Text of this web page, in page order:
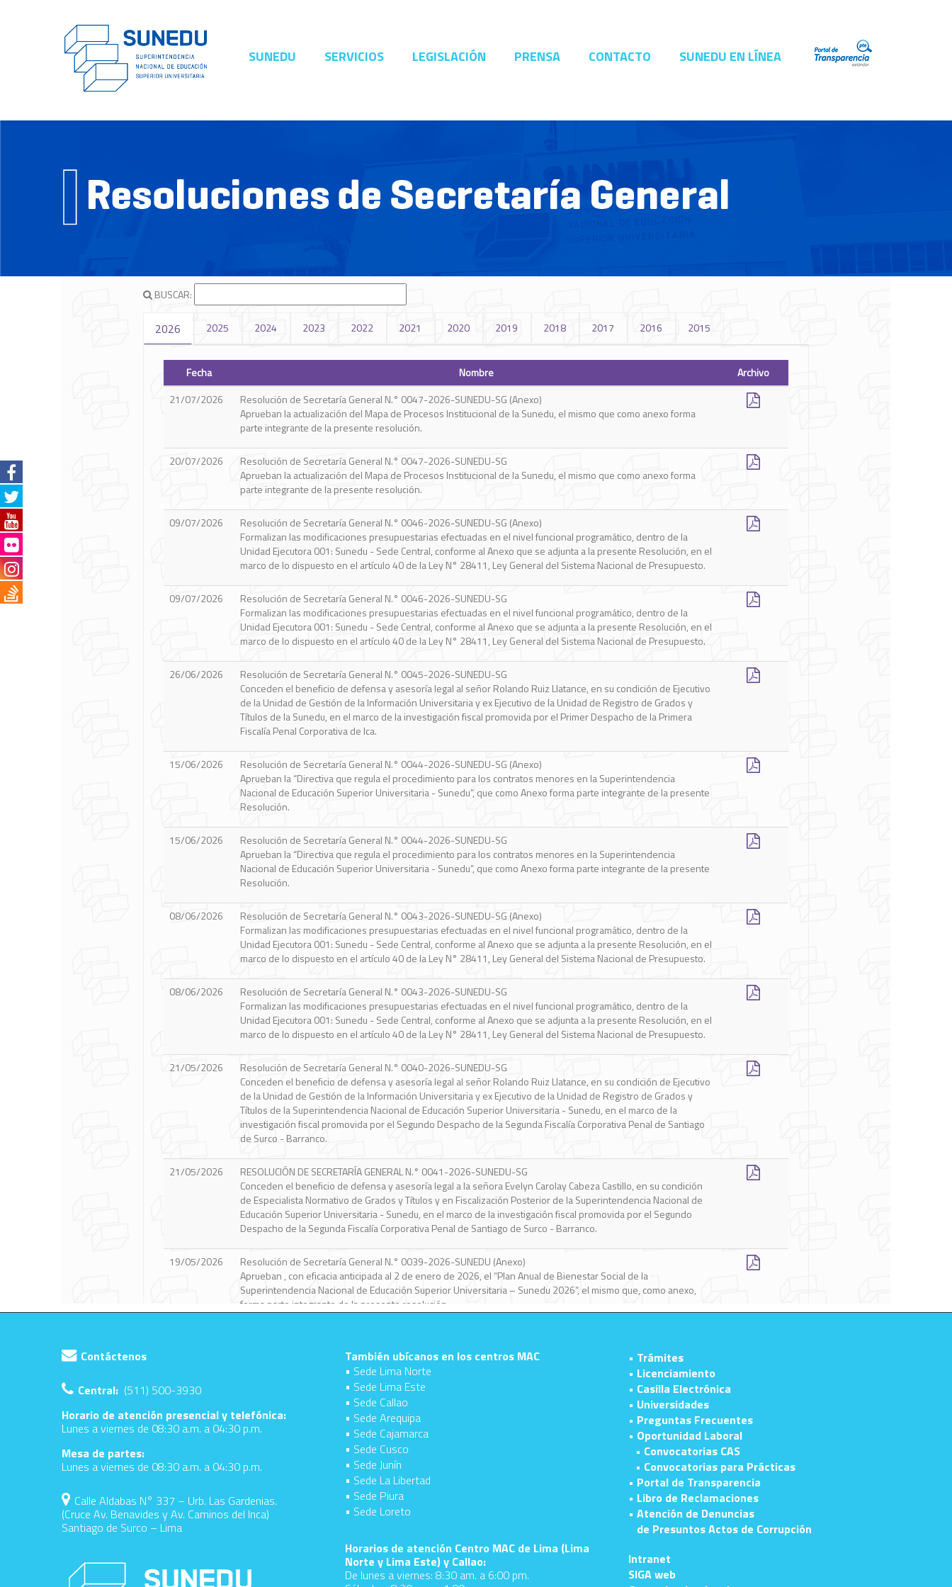
SUNEDU SERVICIOS LEGISLACIÓN PRENSA CONTACTO SUNEDU EN LÍNEA
Contáctenos
Central: (511) 500-3930
Horario de atención presencial y telefónica:
Lunes a viernes de 08:30 a.m. a 04:30 p.m.
Mesa de partes:
Lunes a viernes de 08:30 a.m. a 04:30 p.m.
Calle Aldabas N° 337 – Urb. Las Gardenias.
(Cruce Av. Benavides y Av. Caminos del Inca)
Santiago de Surco – Lima
También ubícanos en los centros MAC
• Sede Lima Norte
• Sede Lima Este
• Sede Callao
• Sede Arequipa
• Sede Cajamarca
• Sede Cusco
• Sede Junín
• Sede La Libertad
• Sede Piura
• Sede Loreto
Horarios de atención Centro MAC de Lima (Lima
Norte y Lima Este) y Callao:
De lunes a viernes: 8:30 am. a 6:00 pm.
• Trámites
• Licenciamiento
• Casilla Electrónica
• Universidades
• Preguntas Frecuentes
• Oportunidad Laboral
• Convocatorias CAS
• Convocatorias para Prácticas
• Portal de Transparencia
• Libro de Reclamaciones
• Atención de Denuncias
de Presuntos Actos de Corrupción
Intranet
SIGA web